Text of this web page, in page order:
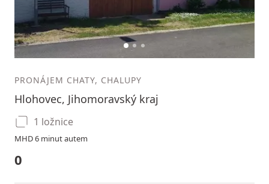
12 3
PRONÁJEM CHATY, CHALUPY
Hlohovec, Jihomoravský kraj
1 ložnice
MHD 6 minut autem
0